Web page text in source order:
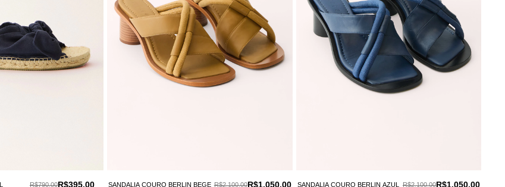
R$395,00
R$790,00 SANDALIA COURO BERLIN BEGE R$1.050,00
R$2.100,00 SANDALIA COURO BERLIN AZUL R$1.050,00
R$2.100,00